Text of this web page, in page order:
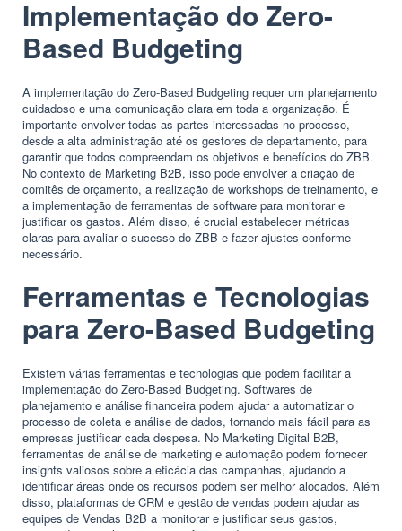
Implementação do Zero-
Based Budgeting
A implementação do Zero-Based Budgeting requer um planejamento
cuidadoso e uma comunicação clara em toda a organização. É
importante envolver todas as partes interessadas no processo,
desde a alta administração até os gestores de departamento, para
garantir que todos compreendam os objetivos e benefícios do ZBB.
No contexto de Marketing B2B, isso pode envolver a criação de
comitês de orçamento, a realização de workshops de treinamento, e
a implementação de ferramentas de software para monitorar e
justificar os gastos. Além disso, é crucial estabelecer métricas
claras para avaliar o sucesso do ZBB e fazer ajustes conforme
necessário.
Ferramentas e Tecnologias
para Zero-Based Budgeting
Existem várias ferramentas e tecnologias que podem facilitar a
implementação do Zero-Based Budgeting. Softwares de
planejamento e análise financeira podem ajudar a automatizar o
processo de coleta e análise de dados, tornando mais fácil para as
empresas justificar cada despesa. No Marketing Digital B2B,
ferramentas de análise de marketing e automação podem fornecer
insights valiosos sobre a eficácia das campanhas, ajudando a
identificar áreas onde os recursos podem ser melhor alocados. Além
disso, plataformas de CRM e gestão de vendas podem ajudar as
equipes de Vendas B2B a monitorar e justificar seus gastos,